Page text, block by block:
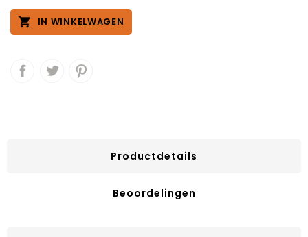
 IN WINKELWAGEN
Productdetails
Beoordelingen